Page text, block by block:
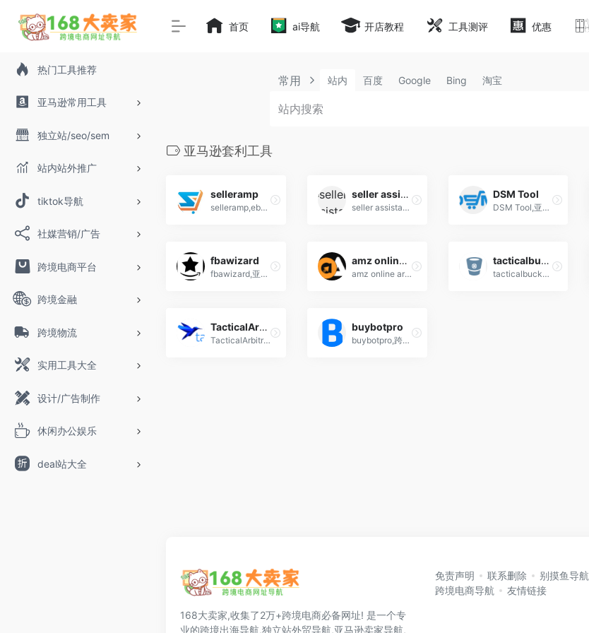
热门工具推荐
亚马逊常用工具
独立站/seo/sem
站内站外推广
tiktok导航
社媒营销/广告
跨境电商平台
跨境金融
跨境物流
实用工具大全
设计/广告制作
休闲办公娱乐
deal站大全
首页 ai导航 开店教程 工具测评 优惠
常用 站内 百度 Google Bing 淘宝
亚马逊套利工具
selleramp
selleramp,ebay,Amazon美国亚马逊,oa套利工具软件
seller assistant deals
seller assistant deals,亚马逊卖家套利线索购买,出售Online Arbitrage
DSM Tool
DSM Tool,亚马逊套利工具,ebay一件代发平台
fbawizard
fbawizard,亚马逊套利工具,帮助卖家研究代发货、批发以及可以创建自有品牌的产品
amz online arbitrage
amz online arbitrage,跨境电商amazon oa亚马逊卖家套利工具
tacticalbucket
tacticalbucket,跨境电商amazon oa亚马逊卖家套利工具
TacticalArbitrage
TacticalArbitrage,amazon亚马逊套利工具,跨境电商零售
buybotpro
buybotpro,跨境电商amazon oa亚马逊卖家套利工具
168大卖家,收集了2万+跨境电商必备网址! 是一个专
业的跨境出海导航,独立站外贸导航,亚马逊卖家导航,
免责声明 联系删除 别摸鱼导航
跨境电商导航
友情链接